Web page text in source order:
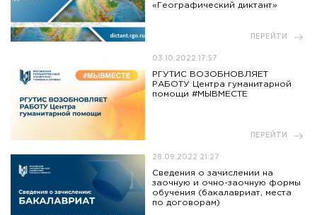
«Географический диктант»
ПЕРЕЙТИ
03.10.2022 17:57
РГУТИС ВОЗОБНОВЛЯЕТ
РАБОТУ Центра гуманитарной
помощи #МЫВМЕСТЕ
ПЕРЕЙТИ
28.09.2022 21:27
Сведения о зачислении на
заочную и очно-заочную формы
обучения (бакалавриат, места
по договорам)